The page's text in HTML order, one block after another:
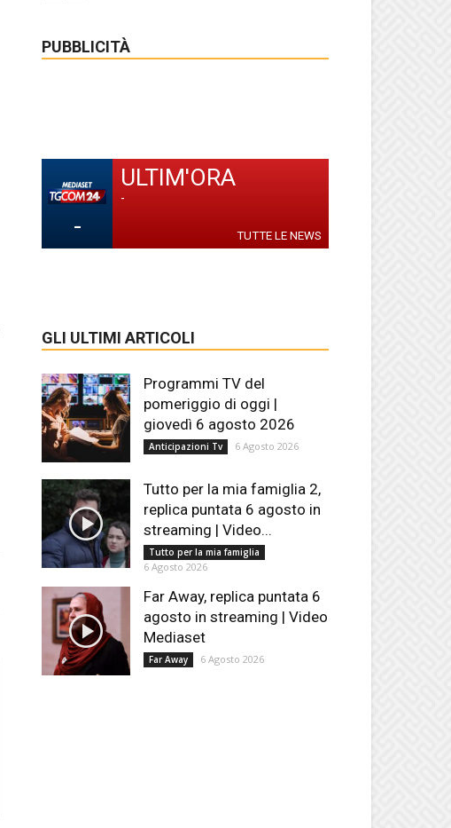
PUBBLICITÀ
-
ULTIM'ORA
-
TUTTE LE NEWS
GLI ULTIMI ARTICOLI
Programmi TV del
pomeriggio di oggi |
giovedì 6 agosto 2026
Anticipazioni Tv 6 Agosto 2026
Tutto per la mia famiglia 2,
replica puntata 6 agosto in
streaming | Video...
Tutto per la mia famiglia
6 Agosto 2026
Far Away, replica puntata 6
agosto in streaming | Video
Mediaset
Far Away 6 Agosto 2026